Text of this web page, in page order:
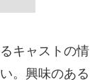
キャストの情
。興味のある